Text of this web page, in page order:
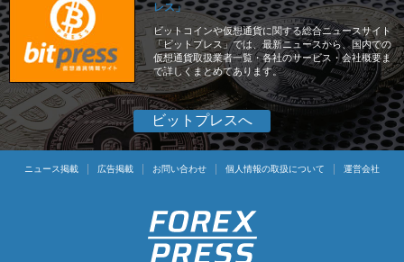
レス」
ビットコインや仮想通貨に関する総合ニュースサイト
「ビットプレス」では、最新ニュースから、国内での
仮想通貨取扱業者一覧・各社のサービス・会社概要ま
で詳しくまとめてあります。
ビットプレスへ
ニュース掲載 広告掲載 お問い合わせ 個人情報の取扱について 運営会社